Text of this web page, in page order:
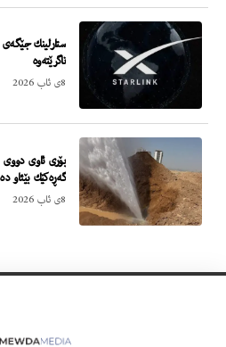
ستارلینك جێگەی
ناگرێتەوە
8ی ئاب 2026
بۆری ئاوی
گەڕەكێك بێئاو
8ی ئاب 2026